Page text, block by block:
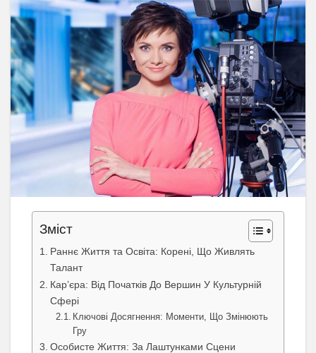
Зміст
Раннє Життя та Освіта: Корені, Що Живлять
Талант
Кар’єра: Від Початків До Вершин У Культурній
Сфері
Ключові Досягнення: Моменти, Що Змінюють
Гру
Особисте Життя: За Лаштунками Сцени